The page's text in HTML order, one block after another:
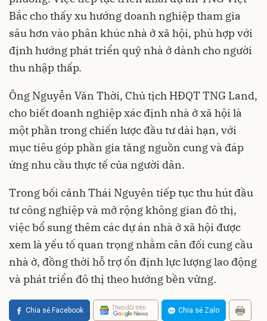
Bắc cho thấy xu hướng doanh nghiệp tham gia
sâu hơn vào phân khúc nhà ở xã hội, phù hợp với
định hướng phát triển quỹ nhà ở dành cho người
thu nhập thấp.
Ông Nguyễn Văn Thời, Chủ tịch HĐQT TNG Land,
cho biết doanh nghiệp xác định nhà ở xã hội là
một phần trong chiến lược đầu tư dài hạn, với
mục tiêu góp phần gia tăng nguồn cung và đáp
ứng nhu cầu thực tế của người dân.
Trong bối cảnh Thái Nguyên tiếp tục thu hút đầu
tư công nghiệp và mở rộng không gian đô thị,
việc bổ sung thêm các dự án nhà ở xã hội được
xem là yếu tố quan trọng nhằm cân đối cung cầu
nhà ở, đồng thời hỗ trợ ổn định lực lượng lao động
và phát triển đô thị theo hướng bền vững.
Chia sẻ Facebook Theo dõi trên Chia sẻ Zalo